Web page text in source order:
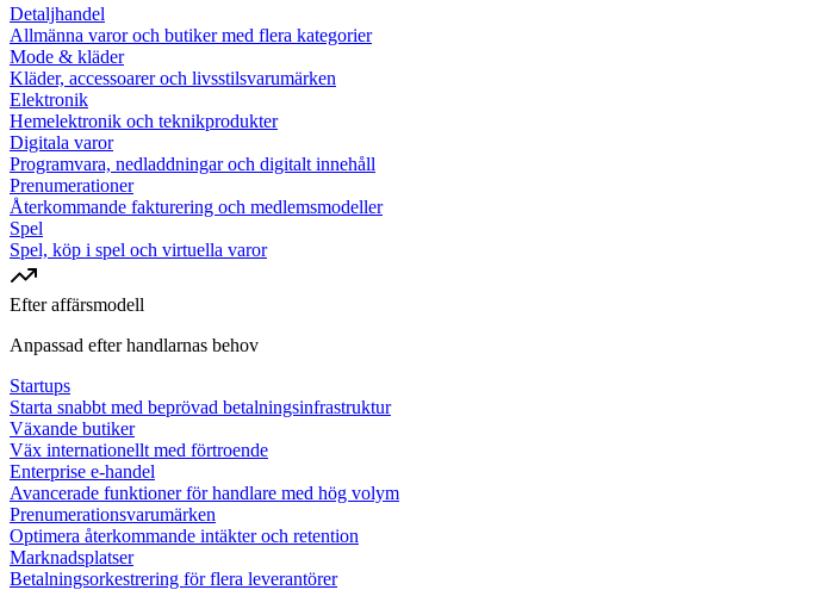
Detaljhandel
Allmänna varor och butiker med flera kategorier
Mode & kläder
Kläder, accessoarer och livsstilsvarumärken
Elektronik
Hemelektronik och teknikprodukter
Digitala varor
Programvara, nedladdningar och digitalt innehåll
Prenumerationer
Återkommande fakturering och medlemsmodeller
Spel
Spel, köp i spel och virtuella varor
Efter affärsmodell
Anpassad efter handlarnas behov
Startups
Starta snabbt med beprövad betalningsinfrastruktur
Växande butiker
Väx internationellt med förtroende
Enterprise e-handel
Avancerade funktioner för handlare med hög volym
Prenumerationsvarumärken
Optimera återkommande intäkter och retention
Marknadsplatser
Betalningsorkestrering för flera leverantörer